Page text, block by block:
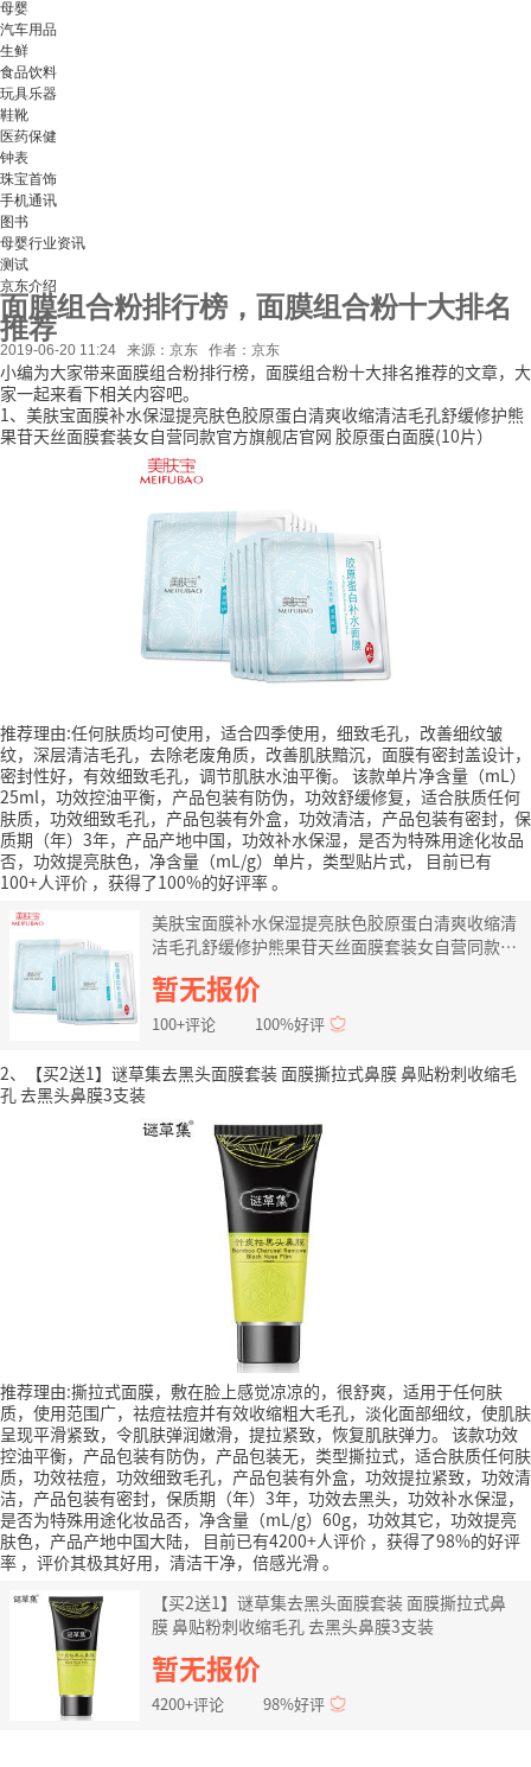
母婴
汽车用品
生鲜
食品饮料
玩具乐器
鞋靴
医药保健
钟表
珠宝首饰
手机通讯
图书
母婴行业资讯
测试
京东介绍
面膜组合粉排行榜，面膜组合粉十大排名
推荐
2019-06-20 11:24 来源：京东 作者：京东
小编为大家带来面膜组合粉排行榜，面膜组合粉十大排名推荐的文章，大
家一起来看下相关内容吧。
1、美肤宝面膜补水保湿提亮肤色胶原蛋白清爽收缩清洁毛孔舒缓修护熊
果苷天丝面膜套装女自营同款官方旗舰店官网 胶原蛋白面膜(10片）
推荐理由:任何肤质均可使用，适合四季使用，细致毛孔，改善细纹皱
纹，深层清洁毛孔，去除老废角质，改善肌肤黯沉，面膜有密封盖设计，
密封性好，有效细致毛孔，调节肌肤水油平衡。 该款单片净含量（mL）
25ml，功效控油平衡，产品包装有防伪，功效舒缓修复，适合肤质任何
肤质，功效细致毛孔，产品包装有外盒，功效清洁，产品包装有密封，保
质期（年）3年，产品产地中国，功效补水保湿，是否为特殊用途化妆品
否，功效提亮肤色，净含量（mL/g）单片，类型贴片式，
目前已有
100+人评价 ，获得了100%的好评率。
美肤宝面膜补水保湿提亮肤色胶原蛋白清爽收缩清
洁毛孔舒缓修护熊果苷天丝面膜套装女自营同款官
方旗舰店官网 胶原蛋白面膜(10片）
暂无报价
100+评论 100%好评
2、【买2送1】谜草集去黑头面膜套装 面膜撕拉式鼻膜 鼻贴粉刺收缩毛
孔 去黑头鼻膜3支装
推荐理由:撕拉式面膜，敷在脸上感觉凉凉的，很舒爽，适用于任何肤
质，使用范围广，祛痘祛痘并有效收缩粗大毛孔，淡化面部细纹，使肌肤
呈现平滑紧致，令肌肤弹润嫩滑，提拉紧致，恢复肌肤弹力。 该款功效
控油平衡，产品包装有防伪，产品包装无，类型撕拉式，适合肤质任何肤
质，功效祛痘，功效细致毛孔，产品包装有外盒，功效提拉紧致，功效清
洁，产品包装有密封，保质期（年）3年，功效去黑头，功效补水保湿，
是否为特殊用途化妆品否，净含量（mL/g）60g，功效其它，功效提亮
肤色，产品产地中国大陆，
目前已有4200+人评价 ，获得了98%的好评
率 ，评价其极其好用，清洁干净，倍感光滑。
【买2送1】谜草集去黑头面膜套装 面膜撕拉式鼻
膜 鼻贴粉刺收缩毛孔 去黑头鼻膜3支装
暂无报价
4200+评论 98%好评